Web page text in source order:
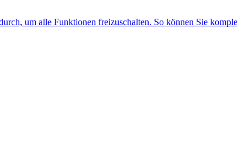
um alle Funktionen freizuschalten. So können Sie